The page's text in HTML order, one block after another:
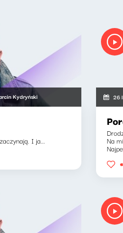
Kydryński
I ja...
26
Na